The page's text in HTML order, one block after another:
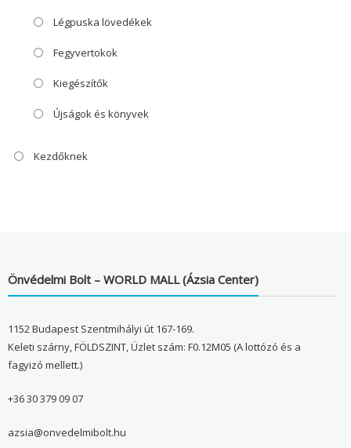
Légpuska lövedékek
Fegyvertokok
Kiegészítők
Újságok és könyvek
Kezdőknek
Önvédelmi Bolt – WORLD MALL (Ázsia Center)
1152 Budapest Szentmihályi út 167-169.
Keleti szárny, FÖLDSZINT, Üzlet szám: F0.12M05 (A lottózó és a
fagyizó mellett.)
+36 30 379 09 07
azsia@onvedelmibolt.hu